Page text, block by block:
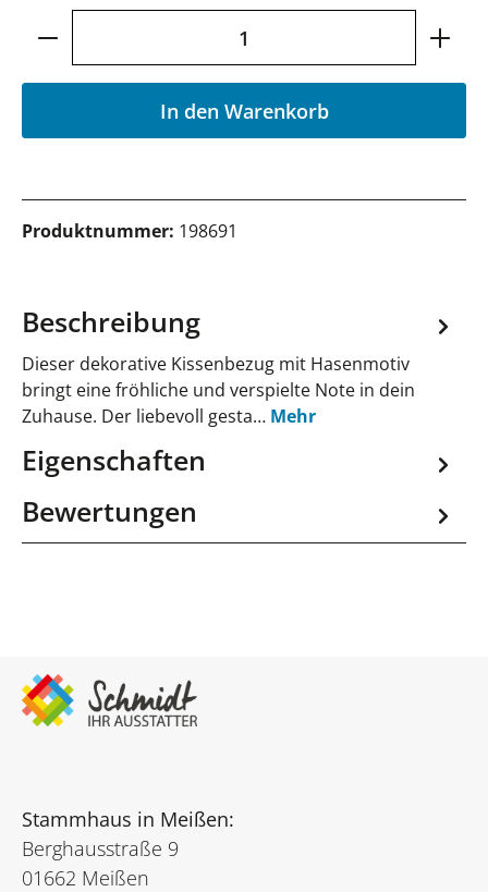
Produkt Anzahl: Gib den gewünschten
In den Warenkorb
Produktnummer: 198691
Beschreibung
Dieser dekorative Kissenbezug mit Hasenmotiv
bringt eine fröhliche und verspielte Note in dein
Zuhause. Der liebevoll gesta… Mehr
Eigenschaften
Bewertungen
Stammhaus in Meißen:
Berghausstraße 9
01662 Meißen